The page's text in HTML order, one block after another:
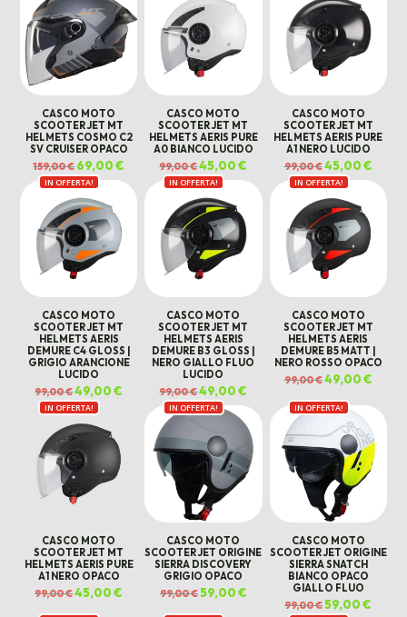
CASCO MOTO
SCOOTER JET MT
HELMETS COSMO C2
SV CRUISER OPACO
159,00€Il
prezzo
originale
era:
159,00 €.
69,00€
prezzo
attuale
è:
69,00 €.
CASCO MOTO
SCOOTER JET MT
HELMETS AERIS PURE
A0 BIANCO LUCIDO
99,00€Il
prezzo
originale
era:
99,00 €.
45,00€
attuale
45,00 €.
CASCO MOTO
SCOOTER JET MT
HELMETS AERIS PURE
A1 NERO LUCIDO
99,00€Il
prezzo
originale
era:
99,00 €.
45,00€Il
45,00
IN OFFERTA!
CASCO MOTO
SCOOTER JET MT
HELMETS AERIS
DEMURE C4 GLOSS |
GRIGIO ARANCIONE
LUCIDO
99,00€Il
prezzo
originale
era:
99,00 €.
49,00€
attuale
49,00 €.
IN OFFERTA!
CASCO MOTO
SCOOTER JET MT
HELMETS AERIS
DEMURE B3 GLOSS |
NERO GIALLO FLUO
LUCIDO
99,00€Il
prezzo
originale
era:
49,00€
attuale
49,00 €.
IN OFFERTA!
CASCO MOTO
SCOOTER JET MT
HELMETS AERIS
DEMURE B5 MATT |
NERO ROSSO OPACO
99,00€Il
prezzo
era:
99,00 €.
49,00€Il
è:
49,00
IN OFFERTA!
CASCO MOTO
SCOOTER JET MT
HELMETS AERIS PURE
A1 NERO OPACO
99,00€Il
prezzo
45,00€
IN OFFERTA!
CASCO MOTO
SCOOTER JET ORIGINE
SIERRA DISCOVERY
GRIGIO OPACO
99,00€ Il
prezzo
59,00€Il
prezzo
attuale
IN OFFERTA!
CASCO MOTO
SCOOTER JET ORIGINE
SIERRA SNATCH
BIANCO OPACO
GIALLO FLUO
99,00€ Il
prezzo
59,00€